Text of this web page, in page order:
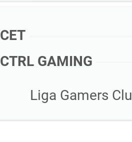
CET
CTRL GAMING
Liga Gamers